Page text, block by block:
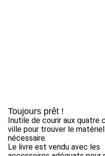
Toujours prêt !
Inutile de courir aux quatre
ville pour trouver le matériel
nécessaire.
Le livre est vendu avec les